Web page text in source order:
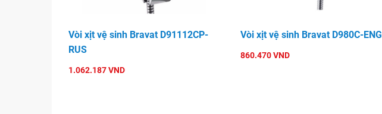
Vòi xịt vệ sinh Bravat D91112CP-
RUS
1.062.187 VND
Vòi xịt vệ sinh Bravat D980C-ENG
860.470 VND